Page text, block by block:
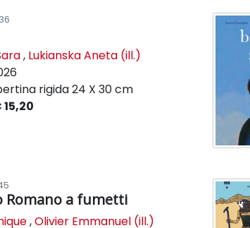
, Lukianska Aneta (ill.)
rigida24 X 30 cm
15,20
Romano a fumetti
,Olivier Emmanuel (ill.)